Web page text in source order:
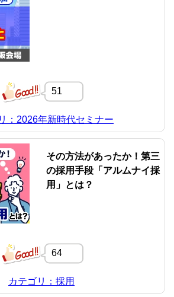
51
：2026年新時代セミナー
その方法があったか！第三
の採用手段「アルムナイ採
用」とは？
64
カテゴリ：採用